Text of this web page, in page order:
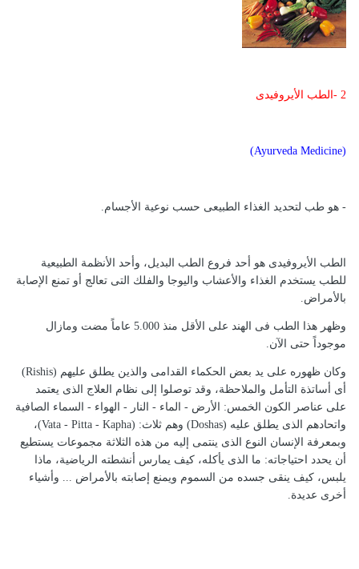
2 -الطب الأيروفيدى
- هو طب لتحديد الغذاء الطبيعى حسب نوعية الأجسام.
الطب الأيروفيدى هو أحد فروع الطب البديل، وأحد الأنظمة الطبيعية
للطب يستخدم الغذاء والأعشاب واليوجا والفلك التى تعالج أو تمنع الإصابة
بالأمراض.
وظهر هذا الطب فى الهند على الأقل منذ 5.000 عاماً مضت ومازال
موجوداً حتى الآن.
وكان ظهوره على يد بعض الحكماء القدامى والذين يطلق عليهم (Rishis)
أى أساتذة التأمل والملاحظة، وقد توصلوا إلى نظام العلاج الذى يعتمد
على عناصر الكون الخمس: الأرض - الماء - النار - الهواء - السماء الصافية
واتحادهم الذى يطلق عليه (Doshas) وهم ثلاث: (Vata - Pitta - Kapha)،
وبمعرفة الإنسان النوع الذى ينتمى إليه من هذه الثلاثة مجموعات يستطيع
أن يحدد احتياجاته: ما الذى يأكله، كيف يمارس أنشطته الرياضية، ماذا
يلبس، كيف ينقى جسده من السموم ويمنع إصابته بالأمراض ... وأشياء
أخرى عديدة.